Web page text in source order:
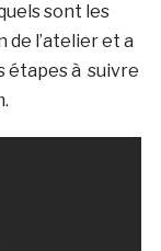
sont les
l’atelier et a
étapes à suivre